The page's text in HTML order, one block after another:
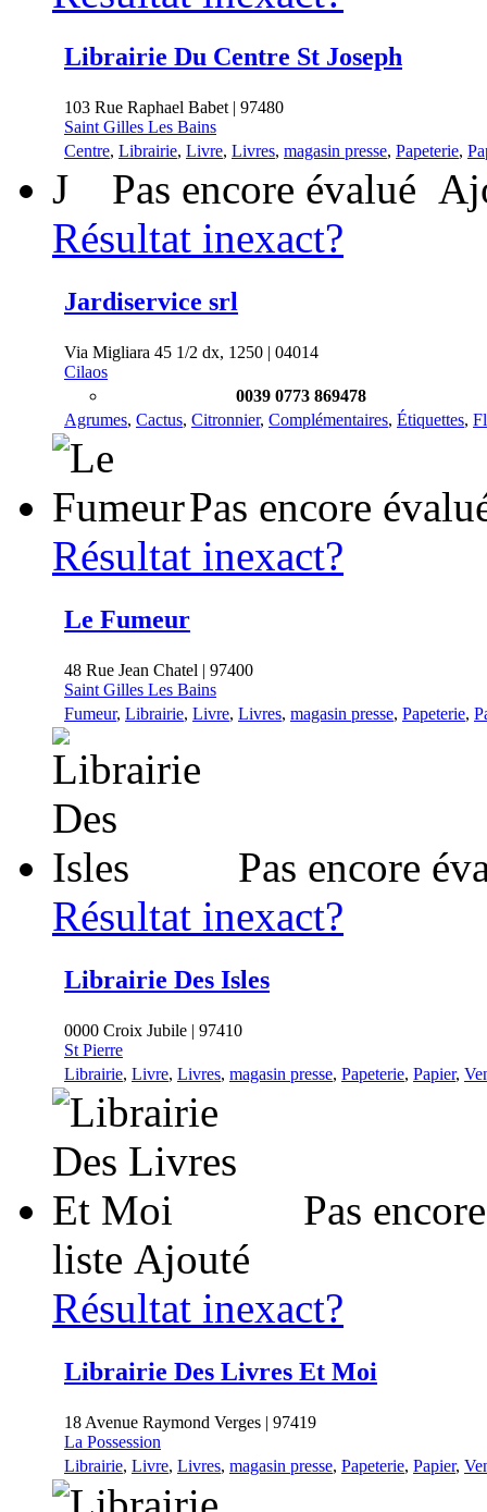
Librairie Du Centre St Joseph
103 Rue Raphael Babet | 97480
Saint Gilles Les Bains
Centre, Librairie, Livre, Livres, magasin presse, Papeterie,
J Pas encore évalué
Résultat inexact?
Jardiservice srl
Via Migliara 45 1/2 dx, 1250 | 04014
Cilaos
0039 0773 869478
Agrumes, Cactus, Citronnier, Complémentaires, Étiquettes,
Pas encore
Résultat inexact?
Le Fumeur
48 Rue Jean Chatel | 97400
Saint Gilles Les Bains
Fumeur, Librairie, Livre, Livres, magasin presse, Papeterie,
Pas encore
Résultat inexact?
Librairie Des Isles
0000 Croix Jubile | 97410
St Pierre
Librairie, Livre, Livres, magasin presse, Papeterie, Papier,
Pas
liste Ajouté
Résultat inexact?
Librairie Des Livres Et Moi
18 Avenue Raymond Verges | 97419
La Possession
Librairie, Livre, Livres, magasin presse, Papeterie, Papier,